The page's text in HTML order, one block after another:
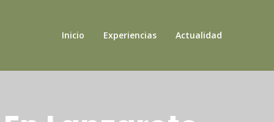
Inicio Experiencias Actualidad